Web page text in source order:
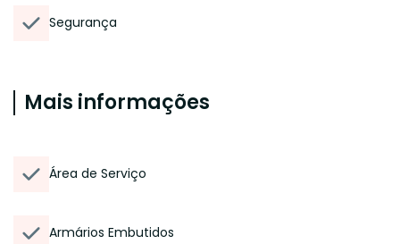
Segurança
Mais informações
Área de Serviço
Armários Embutidos